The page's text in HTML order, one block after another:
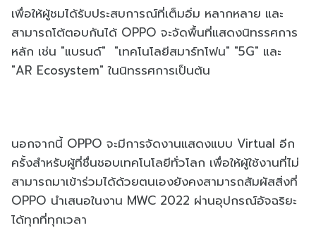
เพื่อให้ผู้ชมได้รับประสบการณ์ที่เต็มอิ่ม หลากหลาย และ
สามารถโต้ตอบกันได้ OPPO จะจัดพื้นที่แสดงนิทรรศการ
หลัก เช่น "แบรนด์" "เทคโนโลยีสมาร์ทโฟน" "5G" และ
"AR Ecosystem" ในนิทรรศการเป็นต้น
นอกจากนี้ OPPO จะมีการจัดงานแสดงแบบ Virtual อีก
ครั้งสำหรับผู้ที่ชื่นชอบเทคโนโลยีทั่วโลก เพื่อให้ผู้ใช้งานที่ไม่
สามารถมาเข้าร่วมได้ด้วยตนเองยังคงสามารถสัมผัสสิ่งที่
OPPO นำเสนอในงาน MWC 2022 ผ่านอุปกรณ์อัจฉริยะ
ได้ทุกที่ทุกเวลา